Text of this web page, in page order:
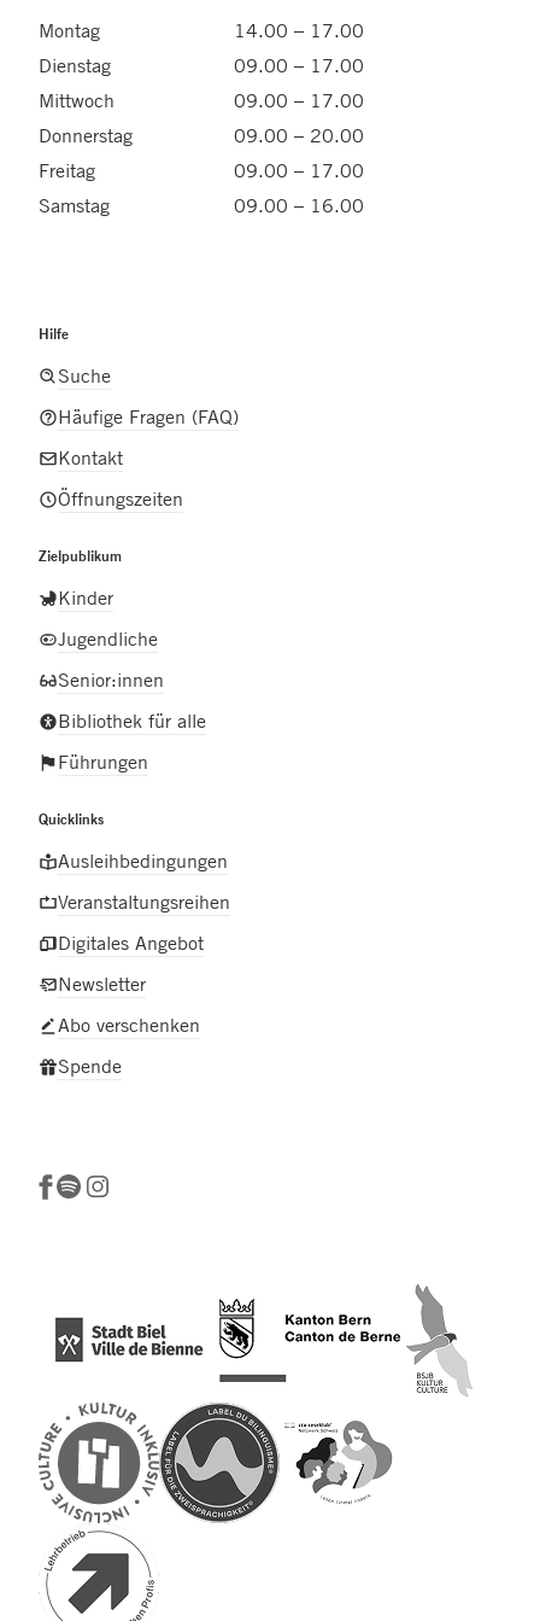
Montag
14.00 – 17.00
Dienstag
09.00 – 17.00
Mittwoch
09.00 – 17.00
Donnerstag
09.00 – 20.00
Freitag
09.00 – 17.00
Samstag
09.00 – 16.00
Hilfe
Suche
Häufige Fragen (FAQ)
Kontakt
Öffnungszeiten
Zielpublikum
Kinder
Jugendliche
Senior:innen
Bibliothek für alle
Führungen
Quicklinks
Ausleihbedingungen
Veranstaltungsreihen
Digitales Angebot
Newsletter
Abo verschenken
Spende